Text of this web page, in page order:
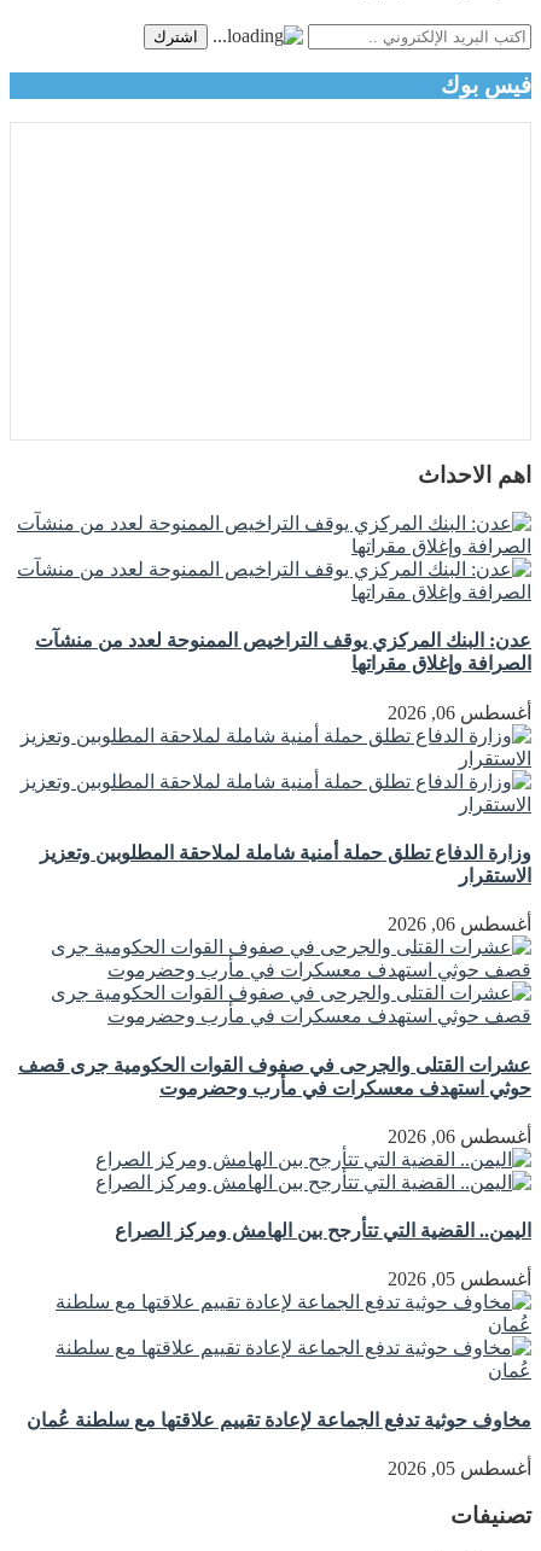
اشترك
فيس بوك
اهم الاحداث
عدن: البنك المركزي يوقف التراخيص الممنوحة لعدد من منشآت
الصرافة وإغلاق مقراتها
أغسطس 06, 2026
وزارة الدفاع تطلق حملة أمنية شاملة لملاحقة المطلوبين وتعزيز
الاستقرار
أغسطس 06, 2026
عشرات القتلى والجرحى في صفوف القوات الحكومية جرى قصف
حوثي استهدف معسكرات في مأرب وحضرموت
أغسطس 06, 2026
اليمن.. القضية التي تتأرجح بين الهامش ومركز الصراع
أغسطس 05, 2026
مخاوف حوثية تدفع الجماعة لإعادة تقييم علاقتها مع سلطنة عُمان
أغسطس 05, 2026
تصنيفات